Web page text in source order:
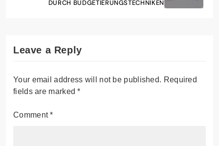
DURCH BUDGETIERUNGSTECHNIKEN
Leave a Reply
Your email address will not be published. Required
fields are marked*
Comment*